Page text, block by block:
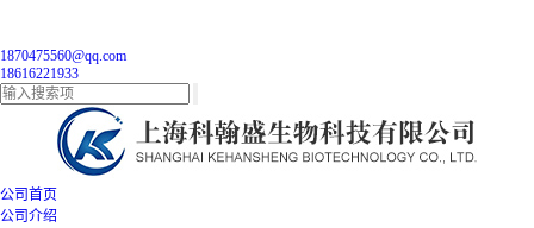
1870475560@qq.com
18616221933
公司首页
公司介绍